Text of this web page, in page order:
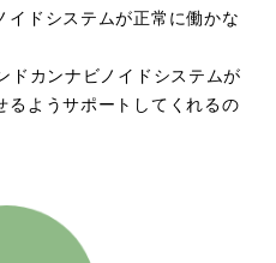
イドシステムが正常に働かな
ドカンナビノイドシステムが
るようサポートしてくれるの